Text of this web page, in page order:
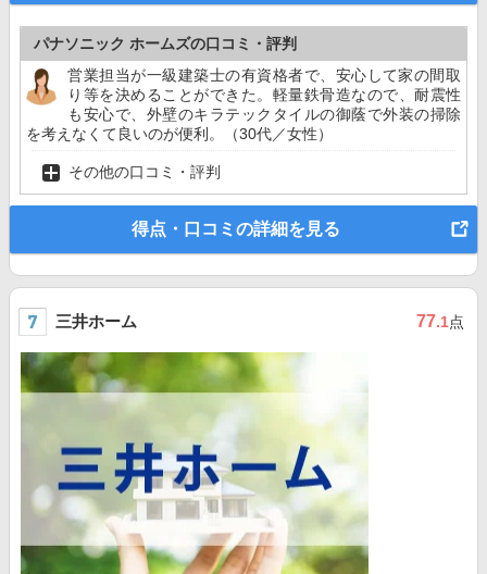
パナソニック ホームズの口コミ・評判
営業担当が一級建築士の有資格者で、安心して家の間取
り等を決めることができた。軽量鉄骨造なので、耐震性
も安心で、外壁のキラテックタイルの御蔭で外装の掃除
を考えなくて良いのが便利。（30代／女性）
その他の口コミ・評判
得点・口コミの詳細を見る
三井ホーム 77.1点